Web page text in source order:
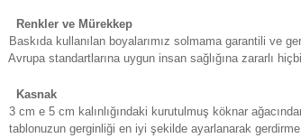
Renkler ve Mürekkep
Baskıda kullanılan boyalarımız solmama garantili ve
Avrupa standartlarına uygun insan sağlığına zararlı
Kasnak
3 cm e 5 cm kalınlığındaki kurutulmuş köknar
tablonuzun gerginliği en iyi şekilde ayarlanarak